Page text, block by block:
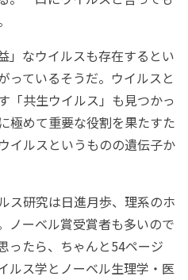
」なウイルスも存在するとい
っているそうだ。ウイルスと
「共生ウイルス」も見つかっ
極めて重要な役割を果たすた
イルスというものの遺伝子か
ス研究は日進月歩、理系のホ
ノーベル賞受賞者も多いので
ったら、ちゃんと54ページ
ルス学とノーベル生理学・医